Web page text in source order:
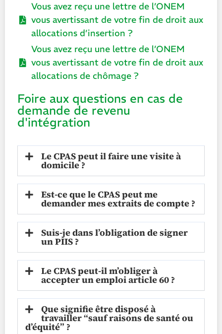
Vous avez reçu une lettre de l’ONEM
vous avertissant de votre fin de droit aux
allocations d’insertion ?
Vous avez reçu une lettre de l’ONEM
vous avertissant de votre fin de droit aux
allocations de chômage ?
Foire aux questions en cas de
demande de revenu
d'intégration
Le CPAS peut il faire une visite à
domicile ?
Est-ce que le CPAS peut me
demander mes extraits de compte ?
Suis-je dans l’obligation de signer
un PIIS ?
Le CPAS peut-il m’obliger à
accepter un emploi article 60 ?
Que signifie être disposé à
travailler “sauf raisons de santé ou
d’équité” ?